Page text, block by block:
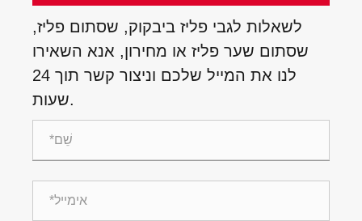
לשאלות לגבי פליז ביבקוק, שסתום פליז,
שסתום שער פליז או מחירון, אנא השאירו
לנו את המייל שלכם וניצור קשר תוך 24
שעות.